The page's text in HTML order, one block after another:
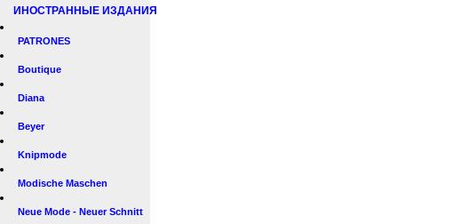
ИНОСТРАННЫЕ ИЗДАНИЯ
PATRONES
Boutique
Diana
Beyer
Knipmode
Modische Maschen
Neue Mode - Neuer Schnitt